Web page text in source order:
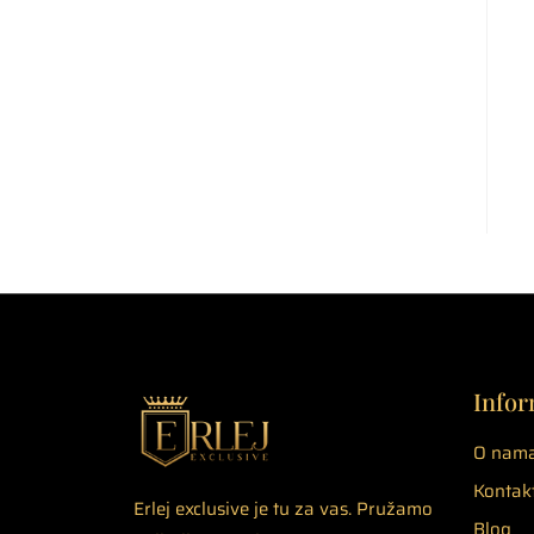
Erlej exclusive je tu za vas. Pružamo
O